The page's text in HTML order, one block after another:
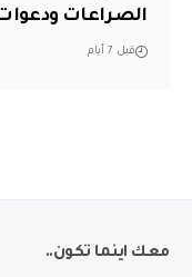
الصراعات ودعوات
قبل 7 أيام
معك اينما تكون..